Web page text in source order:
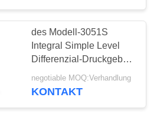
des Modell-3051S
Integral Simple Level
Differenzial-Druckgeber-
2 legt integrale
Vielfältigkeit neu
negotiable MOQ:Verhandlung
KONTAKT